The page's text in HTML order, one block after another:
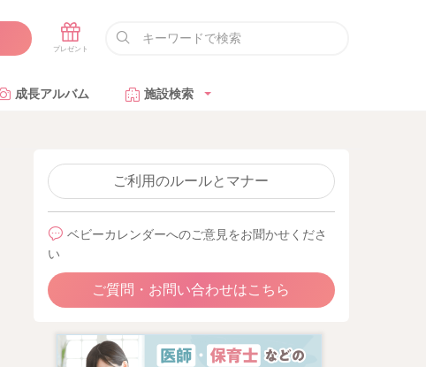
成長アルバム 施設検索
ご利用のルールとマナー
ベビーカレンダーへのご意見をお聞かせくださ
い
ご質問・お問い合わせはこちら